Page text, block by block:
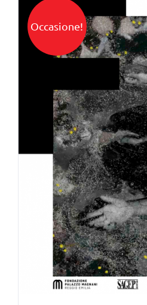
Occasione!